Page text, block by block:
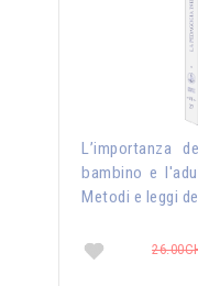
L’importanza
bambino e
Metodi e leggi